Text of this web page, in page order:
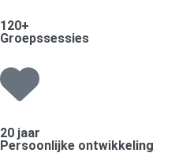
120+
Groepssessies
20 jaar
Persoonlijke ontwikkeling